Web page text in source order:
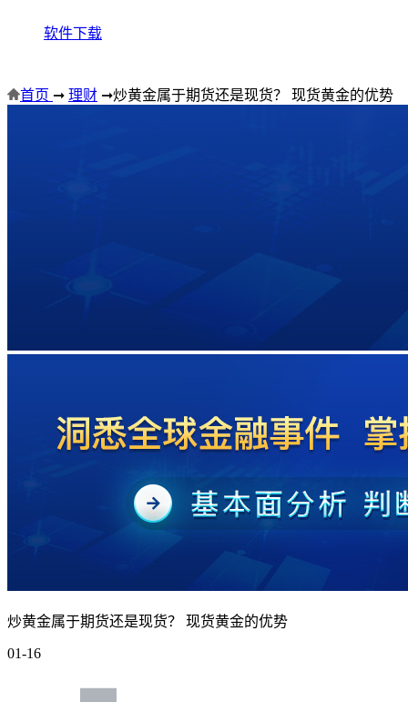
软件下载
首页 ➞ 理财 ➞炒黄金属于期货还是现货？ 现货黄金的优势
炒黄金属于期货还是现货？ 现货黄金的优势
01-16